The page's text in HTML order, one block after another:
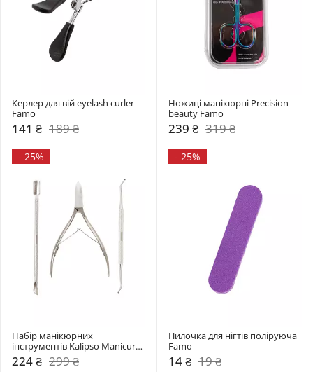
Керлер для вій eyelash curler
Famo
141 ₴ 189 ₴
Ножиці манікюрні Precision
beauty Famo
239 ₴ 319 ₴
- 25%
Набір манікюрних
інструментів Kalipso Manicure
Tools Famo
224 ₴ 299 ₴
- 25%
Пилочка для нігтів поліруюча
Famo
14 ₴ 19 ₴